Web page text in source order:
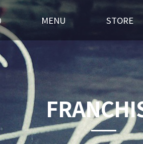
MENU STORE
가맹점 홍보실